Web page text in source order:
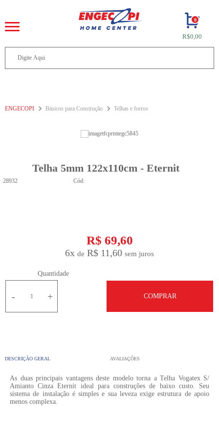
0
R$0,00
ENGECOPI Básicos para Construção Telhas e forros
Telha 5mm 122x110cm - Eternit
Cód:
28932
R$ 69,60
6x R$ 11,60
Quantidade
- + COMPRAR
DESCRIÇÃO GERAL AVALIAÇÕES
As duas principais vantagens deste modelo torna a Telha Vogatex S/
Amianto Cinza Eternit ideal para construções de baixo custo. Seu
sistema de instalação é simples e sua leveza exige estrutura de apoio
menos complexa.